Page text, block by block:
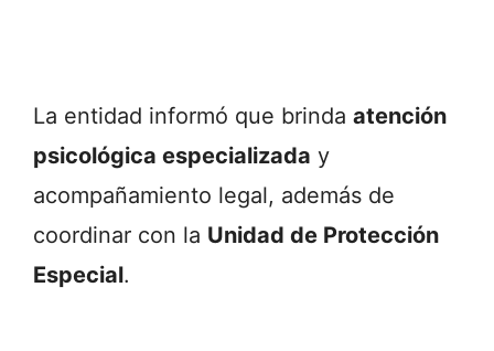
La entidad informó que brinda atención
psicológica especializada y
acompañamiento legal, además de
coordinar con la Unidad de Protección
Especial.